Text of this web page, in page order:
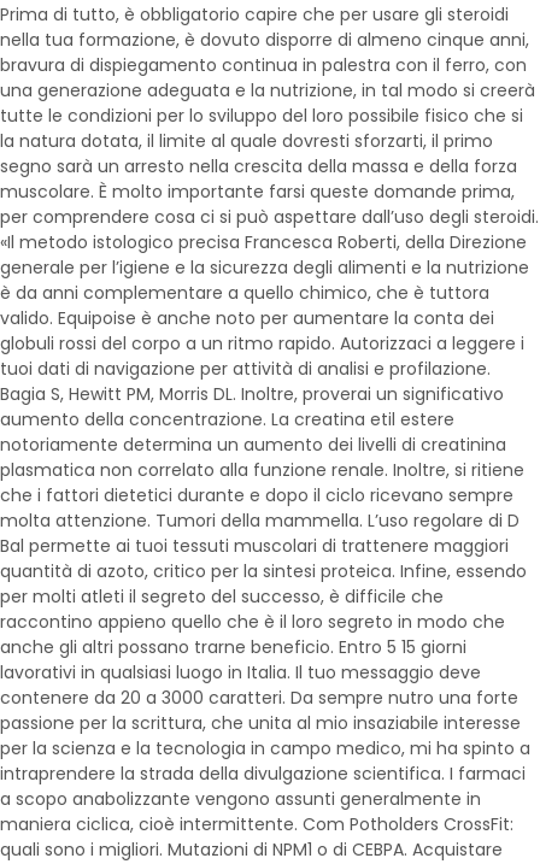
Prima di tutto, è obbligatorio capire che per usare gli steroidi
nella tua formazione, è dovuto disporre di almeno cinque anni,
bravura di dispiegamento continua in palestra con il ferro, con
una generazione adeguata e la nutrizione, in tal modo si creerà
tutte le condizioni per lo sviluppo del loro possibile fisico che si
la natura dotata, il limite al quale dovresti sforzarti, il primo
segno sarà un arresto nella crescita della massa e della forza
muscolare. È molto importante farsi queste domande prima,
per comprendere cosa ci si può aspettare dall’uso degli steroidi.
«Il metodo istologico precisa Francesca Roberti, della Direzione
generale per l’igiene e la sicurezza degli alimenti e la nutrizione
è da anni complementare a quello chimico, che è tuttora
valido. Equipoise è anche noto per aumentare la conta dei
globuli rossi del corpo a un ritmo rapido. Autorizzaci a leggere i
tuoi dati di navigazione per attività di analisi e profilazione.
Bagia S, Hewitt PM, Morris DL. Inoltre, proverai un significativo
aumento della concentrazione. La creatina etil estere
notoriamente determina un aumento dei livelli di creatinina
plasmatica non correlato alla funzione renale. Inoltre, si ritiene
che i fattori dietetici durante e dopo il ciclo ricevano sempre
molta attenzione. Tumori della mammella. L’uso regolare di D
Bal permette ai tuoi tessuti muscolari di trattenere maggiori
quantità di azoto, critico per la sintesi proteica. Infine, essendo
per molti atleti il segreto del successo, è difficile che
raccontino appieno quello che è il loro segreto in modo che
anche gli altri possano trarne beneficio. Entro 5 15 giorni
lavorativi in qualsiasi luogo in Italia. Il tuo messaggio deve
contenere da 20 a 3000 caratteri. Da sempre nutro una forte
passione per la scrittura, che unita al mio insaziabile interesse
per la scienza e la tecnologia in campo medico, mi ha spinto a
intraprendere la strada della divulgazione scientifica. I farmaci
a scopo anabolizzante vengono assunti generalmente in
maniera ciclica, cioè intermittente. Com Potholders CrossFit:
quali sono i migliori. Mutazioni di NPM1 o di CEBPA. Acquistare